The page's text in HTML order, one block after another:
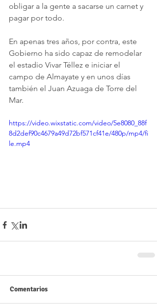
obligar a la gente a sacarse un carnet y
pagar por todo.
En apenas tres años, por contra, este
Gobierno ha sido capaz de remodelar
el estadio Vivar Téllez e iniciar el
campo de Almayate y en unos días
también el Juan Azuaga de Torre del
Mar.
https://video.wixstatic.com/video/5e8080_88f
8d2def90c4679a49d72bf571cf41e/480p/mp4/fi
le.mp4
Comentarios